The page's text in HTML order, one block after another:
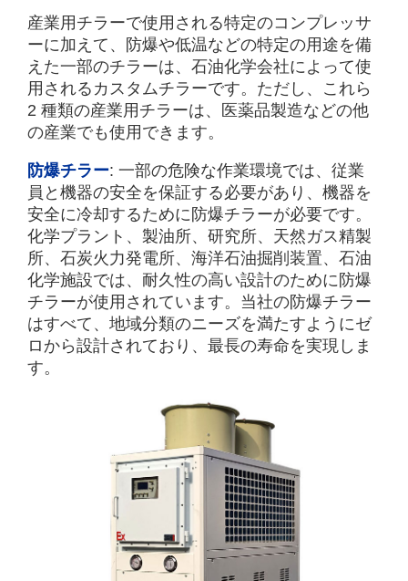
産業用チラーで使用される特定のコンプレッサ
ーに加えて、防爆や低温などの特定の用途を備
えた一部のチラーは、石油化学会社によって使
用されるカスタムチラーです。ただし、これら
2 種類の産業用チラーは、医薬品製造などの他
の産業でも使用できます。
防爆チラー: 一部の危険な作業環境では、従業
員と機器の安全を保証する必要があり、機器を
安全に冷却するために防爆チラーが必要です。
化学プラント、製油所、研究所、天然ガス精製
所、石炭火力発電所、海洋石油掘削装置、石油
化学施設では、耐久性の高い設計のために防爆
チラーが使用されています。当社の防爆チラー
はすべて、地域分類のニーズを満たすようにゼ
ロから設計されており、最長の寿命を実現しま
す。